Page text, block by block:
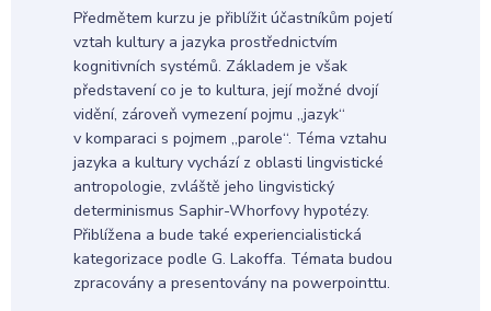
Předmětem kurzu je přiblížit účastníkům pojetí
vztah kultury a jazyka prostřednictvím
kognitivních systémů. Základem je však
představení co je to kultura, její možné dvojí
vidění, zároveň vymezení pojmu „jazyk“
v komparaci s pojmem „parole“. Téma vztahu
jazyka a kultury vychází z oblasti lingvistické
antropologie, zvláště jeho lingvistický
determinismus Saphir-Whorfovy hypotézy.
Přiblížena a bude také experiencialistická
kategorizace podle G. Lakoffa. Témata budou
zpracovány a presentovány na powerpointtu.